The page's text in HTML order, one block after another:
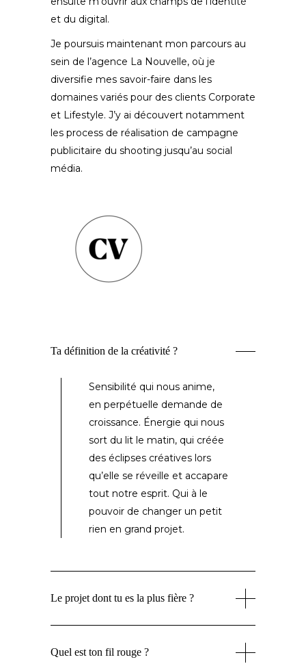
et du digital.
Je poursuis maintenant mon parcours au
sein de l’agence La Nouvelle, où je
diversifie mes savoir-faire dans les
domaines variés pour des clients Corporate
et Lifestyle. J’y ai découvert notamment
les process de réalisation de campagne
publicitaire du shooting jusqu’au social
média.
Ta définition de la créativité ?
Sensibilité qui nous anime,
en perpétuelle demande de
croissance. Énergie qui nous
sort du lit le matin, qui créée
des éclipses créatives lors
qu’elle se réveille et accapare
tout notre esprit. Qui à le
pouvoir de changer un petit
rien en grand projet.
Le projet dont tu es la plus fière ?
Quel est ton fil rouge ?